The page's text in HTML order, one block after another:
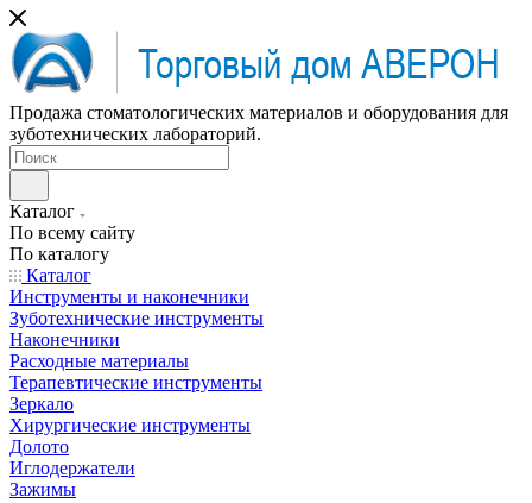
Продажа стоматологических материалов и оборудования для
зуботехнических лабораторий.
Каталог
По всему сайту
По каталогу
Каталог
Инструменты и наконечники
Зуботехнические инструменты
Наконечники
Расходные материалы
Терапевтические инструменты
Зеркало
Хирургические инструменты
Долото
Иглодержатели
Зажимы